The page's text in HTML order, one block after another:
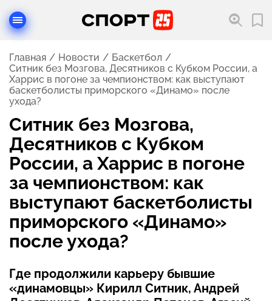
Главная Новости
Баскетбол
Ситник без Мозгова, Десятников с Кубком России, а
Харрис в погоне за чемпионством: как выступают
баскетболисты приморского «Динамо» после
ухода?
Ситник без Мозгова,
Десятников с Кубком
России, а Харрис в погоне
за чемпионством: как
выступают баскетболисты
приморского «Динамо»
после ухода?
Где продолжили карьеру бывшие
«динамовцы» Кирилл Ситник, Андрей